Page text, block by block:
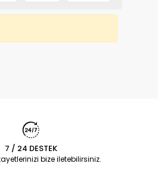
7 / 24 DESTEK
bize iletebilirsiniz.